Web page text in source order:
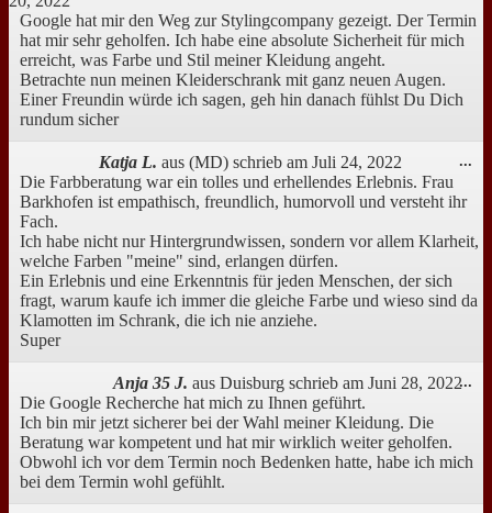
Google hat mir den Weg zur Stylingcompany gezeigt. Der Termin
hat mir sehr geholfen. Ich habe eine absolute Sicherheit für mich
erreicht, was Farbe und Stil meiner Kleidung angeht.
Betrachte nun meinen Kleiderschrank mit ganz neuen Augen.
Einer Freundin würde ich sagen, geh hin danach fühlst Du Dich
rundum sicher
Katja L. aus (MD) schrieb am Juli 24, 2022
Die Farbberatung war ein tolles und erhellendes Erlebnis. Frau
Barkhofen ist empathisch, freundlich, humorvoll und versteht ihr
Fach.
Ich habe nicht nur Hintergrundwissen, sondern vor allem Klarheit,
welche Farben "meine" sind, erlangen dürfen.
Ein Erlebnis und eine Erkenntnis für jeden Menschen, der sich
fragt, warum kaufe ich immer die gleiche Farbe und wieso sind da
Klamotten im Schrank, die ich nie anziehe.
Super
...
Anja 35 J. aus Duisburg schrieb am Juni 28, 2022
Die Google Recherche hat mich zu Ihnen geführt.
Ich bin mir jetzt sicherer bei der Wahl meiner Kleidung. Die
Beratung war kompetent und hat mir wirklich weiter geholfen.
Obwohl ich vor dem Termin noch Bedenken hatte, habe ich mich
bei dem Termin wohl gefühlt.
...